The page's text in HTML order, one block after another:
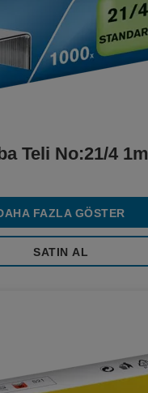
Teli No:21/4 1m
FAZLA GÖSTER
SATIN AL